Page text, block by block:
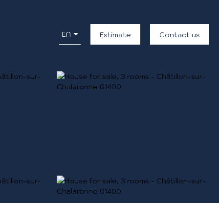
EN Estimate Contact us